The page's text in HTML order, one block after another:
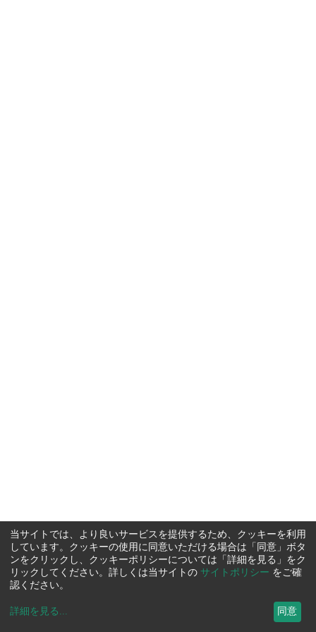
当サイトでは、より良いサービスを提供するため、クッキーを利用
しています。クッキーの使用に同意いただける場合は「同意」ボタ
ンをクリックし、クッキーポリシーについては「詳細を見る」をク
リックしてください。詳しくは当サイトの サイトポリシー をご確
認ください。
詳細を見る ... 同意